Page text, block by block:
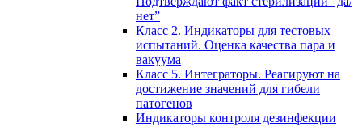
нет”
Класс 2. Индикаторы для тестовых
испытаний. Оценка качества пара и
вакуума
Класс 5. Интеграторы. Реагируют на
достижение значений для гибели
патогенов
Индикаторы контроля дезинфекции